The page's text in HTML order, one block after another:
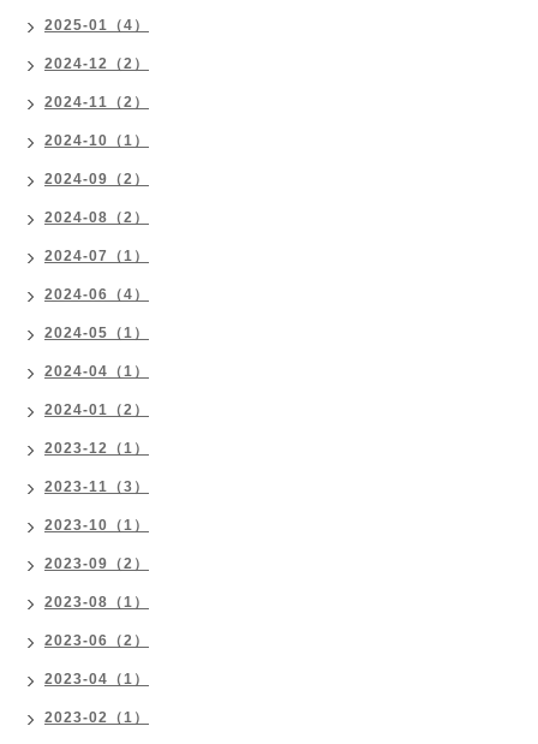
2025-01（4）
2024-12（2）
2024-11（2）
2024-10（1）
2024-09（2）
2024-08（2）
2024-07（1）
2024-06（4）
2024-05（1）
2024-04（1）
2024-01（2）
2023-12（1）
2023-11（3）
2023-10（1）
2023-09（2）
2023-08（1）
2023-06（2）
2023-04（1）
2023-02（1）